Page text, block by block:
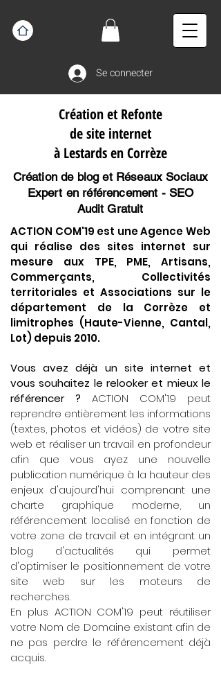
Se connecter
Création et Refonte
de site internet
à Lestards en Corrèze
Création de blog et Réseaux Sociaux
Expert en référencement - SEO
Audit Gratuit
ACTION COM'19 est une Agence Web
qui réalise des sites internet sur
mesure aux TPE, PME, Artisans,
Commerçants, Collectivités
territoriales et Associations sur le
département de la Corrèze et
limitrophes (Haute-Vienne, Cantal,
Lot) depuis 2010.
Vous avez déjà un site internet et
vous souhaitez le relooker et mieux le
référencer ? ACTION COM'19 peut
reprendre entièrement les informations
(textes, photos et vidéos) de votre site
web et réaliser un travail en profondeur
afin que vous ayez une nouvelle
publication numérique à la hauteur des
enjeux d'aujourd'hui comprenant une
charte graphique moderne, un
référencement localisé en fonction de
votre zone de travail et en intégrant un
blog d'actualités qui permet
d'optimiser le positionnement de votre
site web sur les moteurs de
recherches.
En plus ACTION COM'19 peut réutiliser
votre Nom de Domaine existant afin de
ne pas perdre le référencement déjà
acquis.